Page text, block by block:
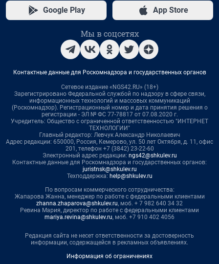
Google Play App Store
Мы в соцсетях
Контактные данные для Роскомнадзора и государственных органов
Сетевое издание «NGS42.RU» (18+)
Зарегистрировано Федеральной службой по надзору в сфере связи,
информационных технологий и массовых коммуникаций
(Роскомнадзор). Регистрационный номер и дата принятия решения о
регистрации - ЭЛ № ФС 77-78817 от 07.08.2020 г.
Учредитель: Общество с ограниченной ответственностью "ИНТЕРНЕТ
ТЕХНОЛОГИИ"
Главный редактор: Левчук Александр Николаевич
Адрес редакции: 650000, Россия, Кемерово, ул. 50 лет Октября, д. 11, офис
201, телефон +7 (3842) 23-22-60
Электронный адрес редакции: ngs42@shkulev.ru
Контактные данные для Роскомнадзора и государственных органов:
juristnsk@shkulev.ru
Техподдержка: help@shkulev.ru
По вопросам коммерческого сотрудничества:
Жапарова Жанна, менеджер по работе с федеральными клиентами
zhanna.zhaparova@shkulev.ru, моб. + 7 982 640 34 32
Ревина Мария, директор по работе с федеральными клиентами
mariya.revina@shkulev.ru, моб. +7 910 402 4056
Редакция сайта не несет ответственности за достоверность
информации, содержащейся в рекламных объявлениях.
Информация об ограничениях